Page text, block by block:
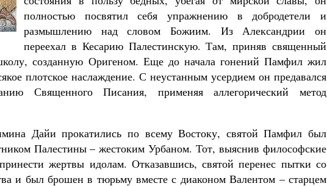
полностью посвятил себя упражнению в добродетели и
размышлению над словом Божиим. Из Александрии он
переехал в Кесарию Палестинскую. Там, приняв священный
созданную Оригеном. Еще до начала гонений Памфил жил
плотское наслаждение. С неустанным усердием он предавался
Священного Писания, применяя аллегорический метод
Дайи прокатились по всему Востоку, святой Памфил был
Палестины – жестоким Урбаном. Тот, выяснив философские
жертвы идолам. Отказавшись, святой перенес пытки со
и был брошен в тюрьму вместе с диаконом Валентом – старцем